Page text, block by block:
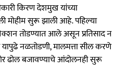
किरण देशमुख यांच्या
मोहीम सुरू झाली आहे. पहिल्या
तोडण्यात आले असून प्रतिसाद न
यापुढे नळतोडणी, मालमत्ता सील करणे
ढोल बजावण्याचे आंदोलनही सुरू